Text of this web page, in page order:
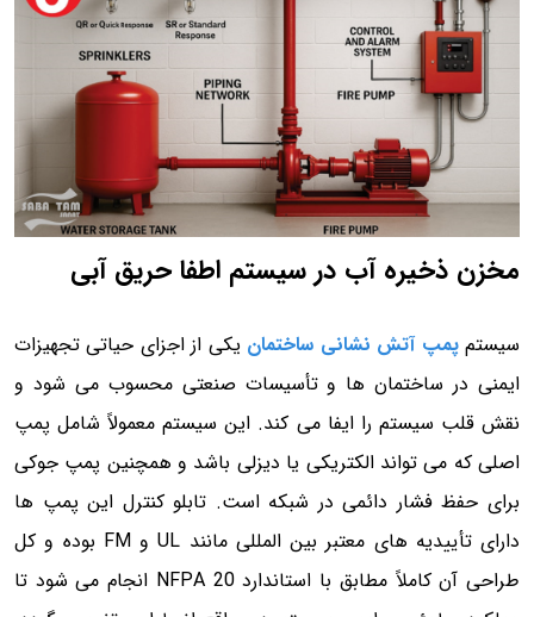
مخزن ذخیره آب در سیستم اطفا حریق آبی
سیستمپمپ آتش نشانی ساختمان یکی از اجزای حیاتی تجهیزات
ایمنی در ساختمان ها و تأسیسات صنعتی محسوب می شود و
نقش قلب سیستم را ایفا می کند. این سیستم معمولاً شامل پمپ
اصلی که می تواند الکتریکی یا دیزلی باشد و همچنین پمپ جوکی
برای حفظ فشار دائمی در شبکه است. تابلو کنترل این پمپ ها
دارای تأییدیه های معتبر بین المللی مانند UL و FM بوده و کل
طراحی آن کاملاً مطابق با استاندارد NFPA 20 انجام می شود تا